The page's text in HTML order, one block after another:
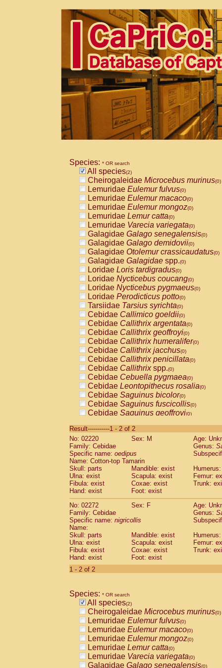
Species: * OR search
All species(2)
Cheirogaleidae Microcebus murinus(0)
Lemuridae Eulemur fulvus(0)
Lemuridae Eulemur macaco(0)
Lemuridae Eulemur mongoz(0)
Lemuridae Lemur catta(0)
Lemuridae Varecia variegata(0)
Galagidae Galago senegalensis(0)
Galagidae Galago demidovii(0)
Galagidae Otolemur crassicaudatus(0)
Galagidae Galagidae spp.(0)
Loridae Loris tardigradus(0)
Loridae Nycticebus coucang(0)
Loridae Nycticebus pygmaeus(0)
Loridae Perodicticus potto(0)
Tarsiidae Tarsius syrichta(0)
Cebidae Callimico goeldii(0)
Cebidae Callithrix argentata(0)
Cebidae Callithrix geoffroyi(0)
Cebidae Callithrix humeralifer(0)
Cebidae Callithrix jacchus(0)
Cebidae Callithrix penicillata(0)
Cebidae Callithrixspp.(0)
Cebidae Cebuella pygmaea(0)
Cebidae Leontopithecus rosalia(0)
Cebidae Saguinus bicolor(0)
Cebidae Saguinus fuscicollis(0)
Cebidae Saguinus geoffroyi(0)
CebidaeSaguinus labiatus(0)
Cebidae Saguinus leucopus (0)
Cebidae
CebidaeSaguinus mystax
Cebidae Saguinus nigricollis (1)
Cebidae Saguinus oedipus
Cebidae Saguinus weddelli
Cebidae Saguinusspp.
Cebidae Aotus trivirgatus
Cebidae
CebidaeCebus apella
Cebidae
Cebidae Cebus nigrivittatus
Cebidae Cebusspp.(0)
Cebidae Saimiri boliviensis
CebidaeSaimiri sciureus(0)
AtelidaeAlouatta caraya(0)
Atelidae Alouatta seniculus
AtelidaeAlouatta
AtelidaeAteles belzebuth(0)
AtelidaeAteles geoffroyi(0)
AtelidaeAteles paniscus(0)
AtelidaeAtelesspp. (0)
AtelidaeLagothrix lagothricha
AtelidaeLagothrix lagothricha cana
PitheciidaeCacajao calvus
Result-----------1 - 2 of 2
No: 02220
Sex: M
Age:
Family: Cebidae
Genus:
Specific name: oedipus
Name: Cotton-top Tamarin
Skull: parts
Mandible: exist
Ulna: exist
Scapula: exist
Femur:
Fibula: exist
Coxae: exist
Trunk:
Hand: exist
Foot: exist
No: 02272
Sex: F
Age:
Family: Cebidae
Genus:
Specific name: nigricollis
Name:
Skull: parts
Mandible: exist
Ulna: exist
Scapula: exist
Femur:
Fibula: exist
Coxae: exist
Trunk:
Hand: exist
Foot: exist
1 - 2 of 2
Species: * OR search
All species(2)
Cheirogaleidae Microcebus murinus(0)
Lemuridae Eulemur fulvus(0)
Lemuridae Eulemur macaco(0)
Lemuridae Eulemur mongoz(0)
Lemuridae Lemur catta(0)
Lemuridae Varecia variegata(0)
Galagidae Galago senegalensis(0)